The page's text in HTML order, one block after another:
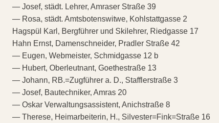
— Josef, städt. Lehrer, Amraser Straße 39
— Rosa, städt. Amtsbotenswitwe, Kohlstattgasse 2
Hagspül Karl, Bergführer und Skilehrer, Riedgasse 17
Hahn Ernst, Damenschneider, Pradler Straße 42
— Eugen, Webmeister, Schmidgasse 12 b
— Hubert, Oberleutnant, Goethestraße 13
— Johann, RB.=Zugführer a. D., Stafflerstraße 3
— Josef, Bautechniker, Amras 20
— Oskar Verwaltungsassistent, Anichstraße 8
— Therese, Heimarbeiterin, H., Silvester=Fink=Straße 16